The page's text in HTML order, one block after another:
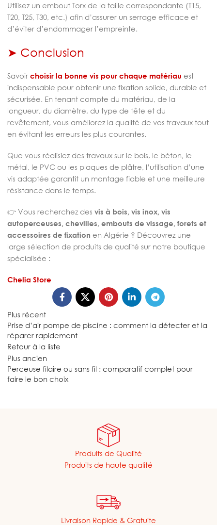
Utilisez un embout Torx de la taille correspondante (T15,
T20, T25, T30, etc.) afin d’assurer un serrage efficace et
d’éviter d’endommager l’empreinte.
➤ Conclusion
Savoir choisir la bonne vis pour chaque matériau est
indispensable pour obtenir une fixation solide, durable et
sécurisée. En tenant compte du matériau, de la
longueur, du diamètre, du type de tête et du
revêtement, vous améliorez la qualité de vos travaux tout
en évitant les erreurs les plus courantes.
Que vous réalisiez des travaux sur le bois, le béton, le
métal, le PVC ou les plaques de plâtre, l’utilisation d’une
vis adaptée garantit un montage fiable et une meilleure
résistance dans le temps.
👉 Vous recherchez des vis à bois, vis inox, vis
autoperceuses, chevilles, embouts de vissage, forets et
accessoires de fixation en Algérie ? Découvrez une
large sélection de produits de qualité sur notre boutique
spécialisée :
Chelia Store
Plus récent
Prise d’air pompe de piscine : comment la détecter et la
réparer rapidement
Retour à la liste
Plus ancien
Perceuse filaire ou sans fil : comparatif complet pour
faire le bon choix
Produits de Qualité
Produits de haute qualité
Livraison Rapide & Gratuite